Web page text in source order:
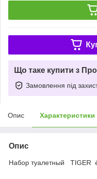
Що таке купити з
Замовлення під
Опис Характеристики
Опис
Набор туалетный TIGER